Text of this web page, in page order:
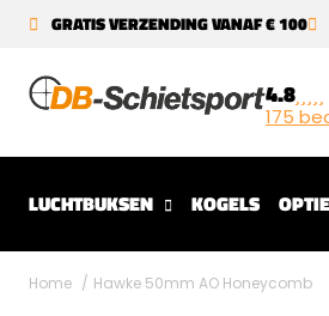
GRATIS VERZENDING VANAF € 100
4.8
175
LUCHTBUKSEN KOGELS
Home Hawke 50mm AO Honeycomb